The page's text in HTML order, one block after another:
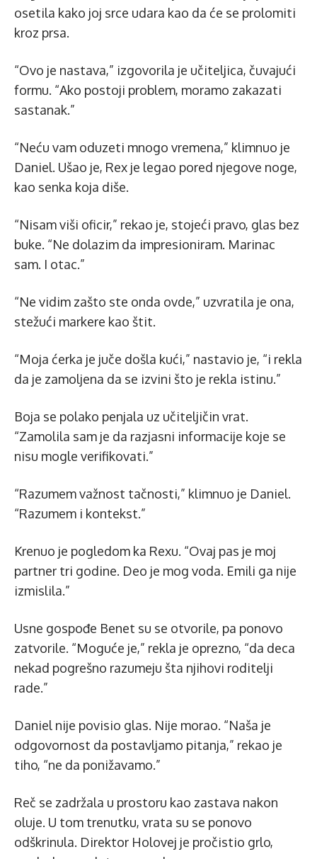
osetila kako joj srce udara kao da će se prolomiti
kroz prsa.
“Ovo je nastava,” izgovorila je učiteljica, čuvajući
formu. “Ako postoji problem, moramo zakazati
sastanak.”
“Neću vam oduzeti mnogo vremena,” klimnuo je
Daniel. Ušao je, Rex je legao pored njegove noge,
kao senka koja diše.
“Nisam viši oficir,” rekao je, stojeći pravo, glas bez
buke. “Ne dolazim da impresioniram. Marinac
sam. I otac.”
“Ne vidim zašto ste onda ovde,” uzvratila je ona,
stežući markere kao štit.
“Moja ćerka je juče došla kući,” nastavio je, “i rekla
da je zamoljena da se izvini što je rekla istinu.”
Boja se polako penjala uz učiteljičin vrat.
“Zamolila sam je da razjasni informacije koje se
nisu mogle verifikovati.”
“Razumem važnost tačnosti,” klimnuo je Daniel.
“Razumem i kontekst.”
Krenuo je pogledom ka Rexu. “Ovaj pas je moj
partner tri godine. Deo je mog voda. Emili ga nije
izmislila.”
Usne gospođe Benet su se otvorile, pa ponovo
zatvorile. “Moguće je,” rekla je oprezno, “da deca
nekad pogrešno razumeju šta njihovi roditelji
rade.”
Daniel nije povisio glas. Nije morao. “Naša je
odgovornost da postavljamo pitanja,” rekao je
tiho, “ne da ponižavamo.”
Reč se zadržala u prostoru kao zastava nakon
oluje. U tom trenutku, vrata su se ponovo
odškrinula. Direktor Holovej je pročistio grlo,